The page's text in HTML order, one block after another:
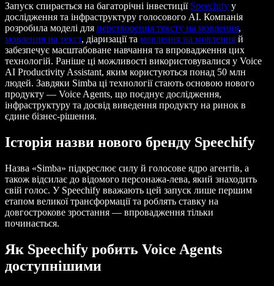
Запуск спирається на багаторічні інвестиції Speechify у
дослідження та інфраструктуру голосового AI. Компанія
розробила моделі для перетворення тексту на мовлення,
мовлення на текст, діаризації та мовлення на мовлення й
забезпечує масштабоване навчання та впровадження цих
технологій. Раніше ці можливості використовувалися у Voice
AI Productivity Assistant, яким користуються понад 50 млн
людей. Завдяки Simba ці технології стають основою нового
продукту — Voice Agents, що поєднує дослідження,
інфраструктуру та досвід виведення продукту на ринок в
єдине бізнес-рішення.
Історія назви нового бренду Speechify
Назва «Simba» підкреслює силу й голосове ядро агентів, а
також відсилає до відомого персонажа-лева, який знаходить
свій голос. У Speechify вважають цей запуск лише першим
етапом великої трансформації та роблять ставку на
довгострокове зростання — впровадження тільки
починається.
Як Speechify робить Voice Agents
доступнішими